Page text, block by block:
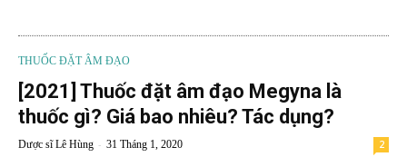
THUỐC ĐẶT ÂM ĐẠO
[2021] Thuốc đặt âm đạo Megyna là
thuốc gì? Giá bao nhiêu? Tác dụng?
Dược sĩ Lê Hùng - 31 Tháng 1, 2020 2